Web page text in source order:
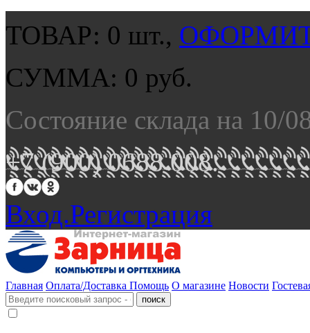
ТОВАР: 0 шт.,
СУММА: 0 руб.
Состояние склада на 10/
+7 (900) 0688 008.
Вход.Регистрация
Главная Оплата/Доставка Помощь О магазине Новости